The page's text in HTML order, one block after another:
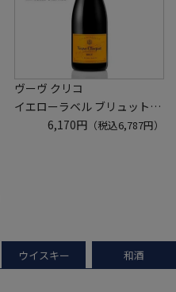
ヴーヴ クリコ
イエローラベル ブリュット
750ml 正規品
6,170円 （税込6,787円）
ウイスキー 和酒